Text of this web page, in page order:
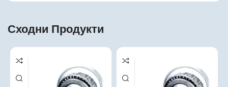
Сходни Продукти